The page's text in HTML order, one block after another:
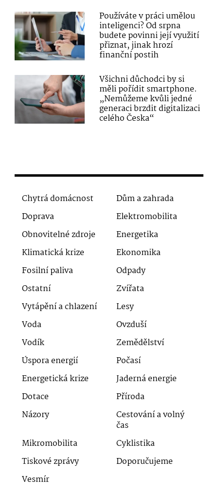
Používáte v práci umělou
inteligenci? Od srpna
budete povinni její využití
přiznat, jinak hrozí
finanční postih
Všichni důchodci by si
měli pořídit smartphone.
„Nemůžeme kvůli jedné
generaci brzdit digitalizaci
celého Česka“
Chytrá domácnost
Dům a zahrada
Doprava
Elektromobilita
Obnovitelné zdroje
Energetika
Klimatická krize
Ekonomika
Fosilní paliva
Odpady
Ostatní
Zvířata
Vytápění a chlazení
Lesy
Voda
Ovzduší
Vodík
Zemědělství
Úspora energií
Počasí
Energetická krize
Jaderná energie
Dotace
Příroda
Názory
Cestování a volný
čas
Mikromobilita
Cyklistika
Tiskové zprávy
Doporučujeme
Vesmír